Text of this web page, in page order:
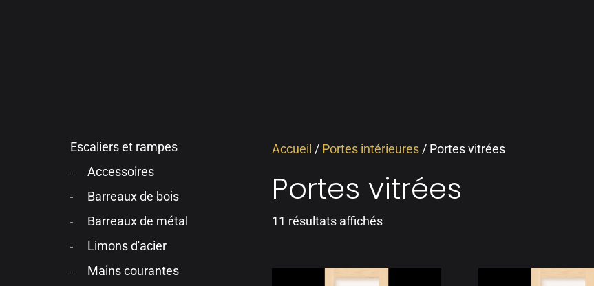
Escaliers et rampes
Accessoires
Barreaux de bois
Barreaux de métal
Limons d'acier
Mains courantes
Accueil / Portes intérieures/ Portes vitrées
Portes vitrées
11 résultats affichés